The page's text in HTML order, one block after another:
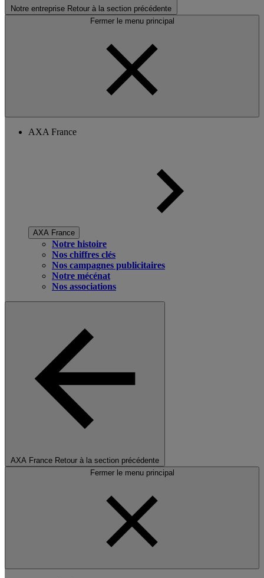
Notre entreprise Retour à la section précédente
Fermer le menu principal
AXA France
AXA France
Notre histoire
Nos chiffres clés
Nos campagnes publicitaires
Notre mécénat
Nos associations
AXA France Retour à la section précédente
Fermer le menu principal